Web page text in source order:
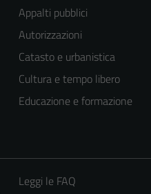
Appalti pubblici
Autorizzazioni
Catasto e urbanistica
Cultura e tempo libero
Educazione e formazione
Leggi le FAQ